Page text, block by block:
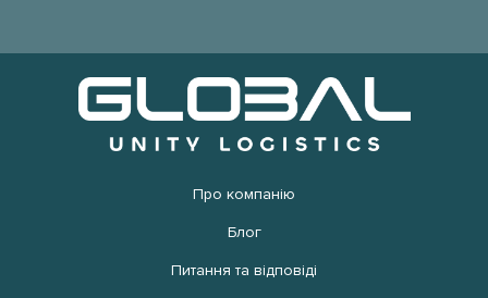
Про компанію
Блог
Питання та відповіді